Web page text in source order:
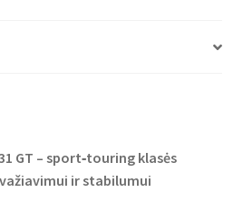
GT – sport‑touring klasės
ir stabilumui